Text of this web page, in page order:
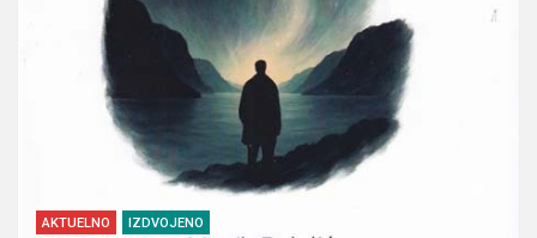
AKTUELNO IZDVOJENO